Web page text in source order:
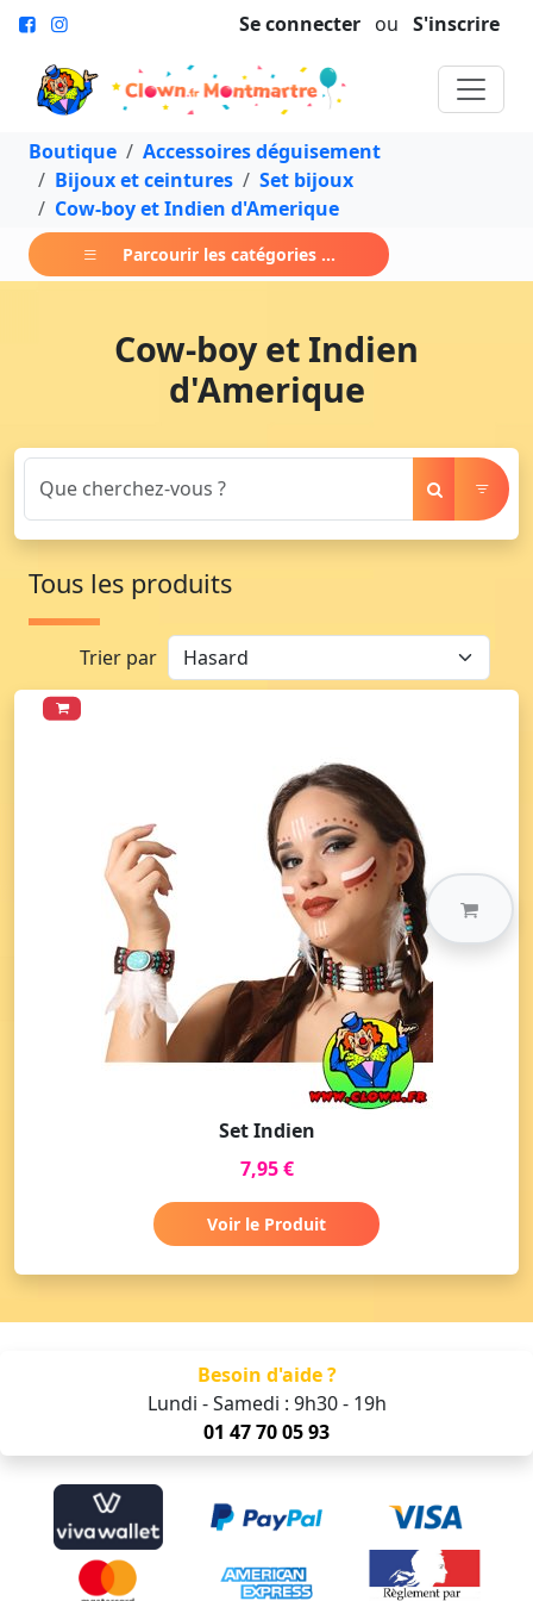
Se connecter ou S'inscrire
Boutique
Accessoires déguisement
Bijoux et ceintures
Set bijoux
Cow-boy et Indien d'Amerique
Parcourir les catégories ...
Cow-boy et Indien
d'Amerique
Tous les produits
Trier par
Set Indien
7,95 €
Voir le Produit
Besoin d'aide ?
Lundi - Samedi : 9h30 - 19h
01 47 70 05 93